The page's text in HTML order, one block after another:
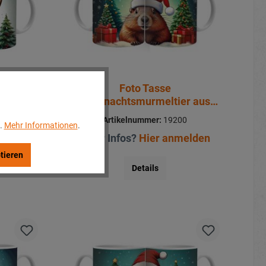
aus
Foto Tasse
Weihnachtsmurmeltier aus
Keramik Ø8x9,5cm
Artikelnummer: 19200
Mehr Infos? Hier anmelden
Details
Mehr Informationen.